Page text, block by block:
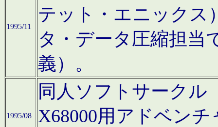
1995/11
テット・エニックス
タ・データ圧縮担当
義）。
1995/08
同人ソフトサークル
X68000用アドベン